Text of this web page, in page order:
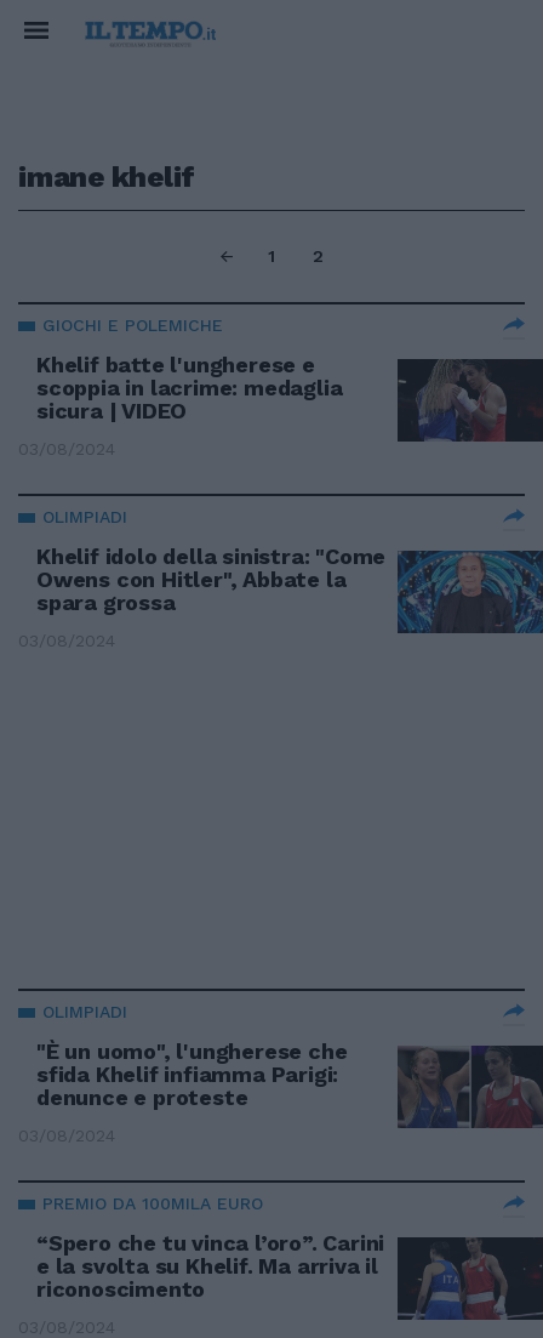
imane khelif
1 2
GIOCHI E POLEMICHE
Khelif batte l'ungherese e
scoppia in lacrime: medaglia
sicura | VIDEO
03/08/2024
OLIMPIADI
Khelif idolo della sinistra: "Come
Owens con Hitler", Abbate la
spara grossa
03/08/2024
OLIMPIADI
"È un uomo", l'ungherese che
sfida Khelif infiamma Parigi:
denunce e proteste
03/08/2024
PREMIO DA 100MILA EURO
“Spero che tu vinca l’oro”. Carini
e la svolta su Khelif. Ma arriva il
riconoscimento
03/08/2024